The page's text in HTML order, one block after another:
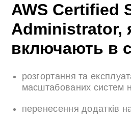
AWS Certified
Administrator,
включають в
розгортання та
масштабованих систем
перенесення додатків